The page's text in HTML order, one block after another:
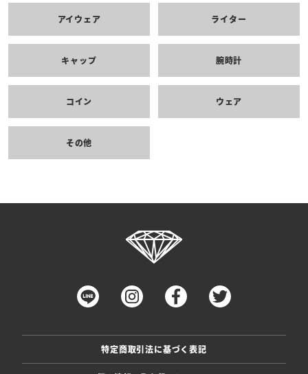
アイウェア ライター
キャップ 腕時計
コイン ウェア
その他
特定商取引法に基づく表記